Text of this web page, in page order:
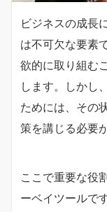
ビジネスの成長
は不可欠な要素
欲的に取り組む
します。しかし
ためには、その
策を講じる必要
ここで重要な役
ーベイツールで